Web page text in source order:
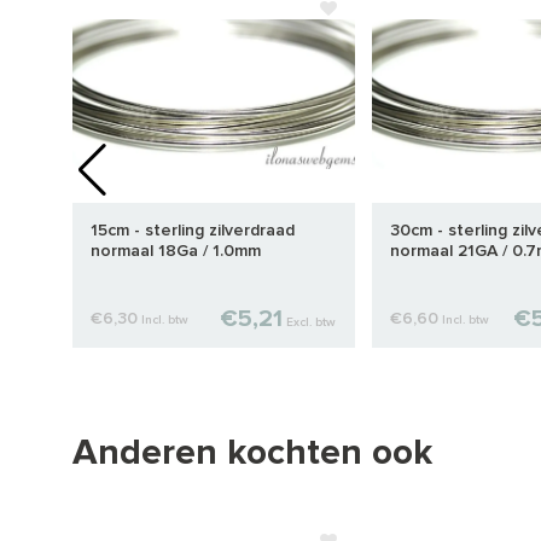
15cm - sterling zilverdraad
normaal 18Ga / 1.0mm
€6,30 Incl. btw €5,21 Excl. btw
30cm - sterling
normaal 21GA /
€6,60 Incl. btw
Anderen kochten ook